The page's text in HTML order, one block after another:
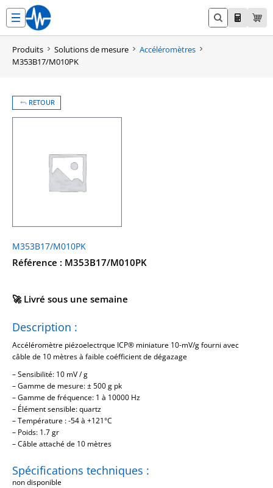
contenu
Produits Solutions de mesure
Accéléromètres
M353B17/M010PK
RETOUR
M353B17/M010PK
Référence : M353B17/M010PK
🚀 Livré sous une semaine
Spécifications techniques :
non disponible
Description :
Accéléromètre piézoelectrque ICP® miniature 10-mV/g fourni avec
câble de 10 mètres à faible coéfficient de dégazage
– Sensibilité: 10 mV / g
– Gamme de mesure: ± 500 g pk
– Gamme de fréquence: 1 à 10000 Hz
– Élément sensible: quartz
– Température : -54 à +121°C
– Poids: 1.7 gr
– Câble attaché de 10 mètres